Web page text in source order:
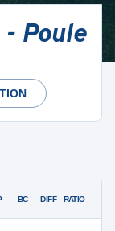
Poule
BC DIFF RATIO